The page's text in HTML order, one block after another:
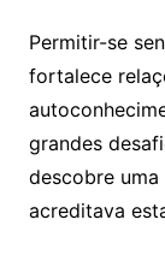
Permitir-se
fortalece
grandes
descobre
acreditava